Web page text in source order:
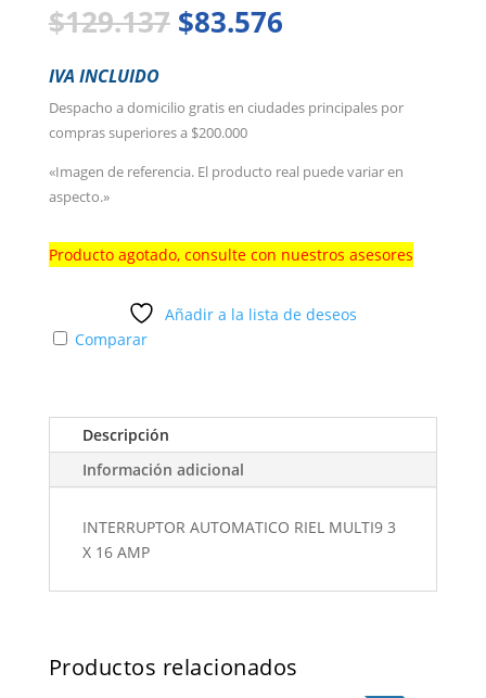
$129.137 El
precio
era:
$129.137.
$83.576El
es:
$83.576.
IVA INCLUIDO
Despacho a domicilio gratis en ciudades principales por
compras superiores a $200.000
«Imagen de referencia. El producto real puede variar en
aspecto.»
Producto agotado, consulte con nuestros asesores
Añadir a la lista de deseos
Comparar
Descripción
Información adicional
INTERRUPTOR AUTOMATICO RIEL MULTI9 3
X 16 AMP
Productos relacionados